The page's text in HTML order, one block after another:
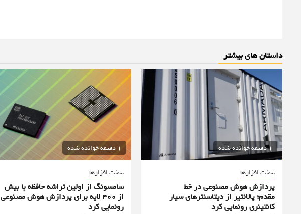
داستان های بیشتر
1 دقیقه خوانده شده
سخت افزارها
پردازش هوش مصنوعی در خط
مقدم؛ پالانتیر از دیتاسنترهای سیار
کانتینری رونمایی کرد
1 دقیقه خوانده شده
سخت افزارها
سامسونگ از اولین تراشه حافظه با بیش
از ۴۰۰ لایه برای پردازش هوش مصنوعی
رونمایی کرد